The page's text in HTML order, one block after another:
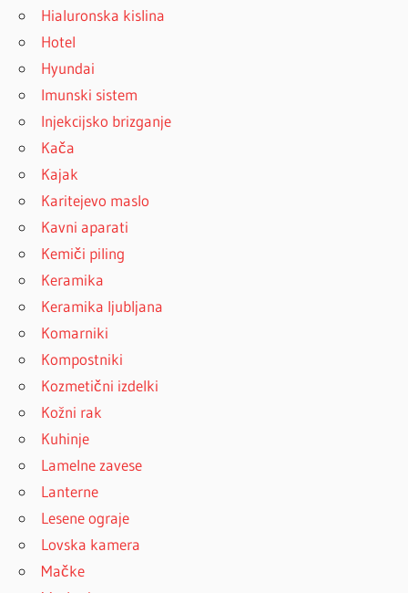
Hialuronska kislina
Hotel
Hyundai
Imunski sistem
Injekcijsko brizganje
Kača
Kajak
Karitejevo maslo
Kavni aparati
Kemiči piling
Keramika
Keramika ljubljana
Komarniki
Kompostniki
Kozmetični izdelki
Kožni rak
Kuhinje
Lamelne zavese
Lanterne
Lesene ograje
Lovska kamera
Mačke